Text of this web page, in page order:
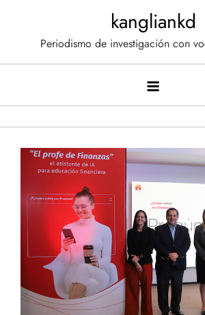
contenido
kangliankd
Periodismo de investigación con